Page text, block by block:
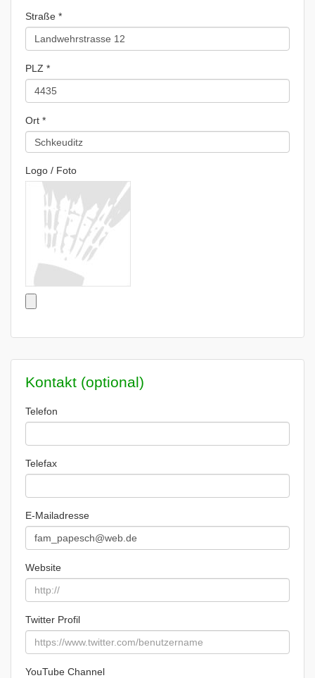
Straße *
PLZ *
Ort *
Logo / Foto
Kontakt (optional)
Telefon
Telefax
E-Mailadresse
Website
Twitter Profil
YouTube Channel